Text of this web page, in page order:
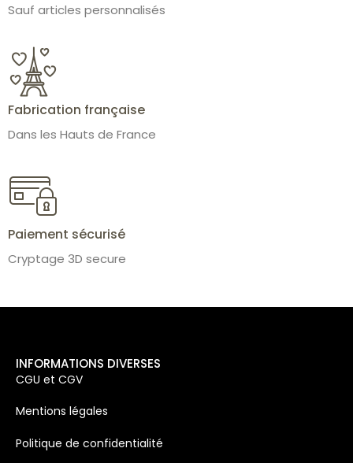
Sauf articles personnalisés
Fabrication française
Dans les Hauts de France
Paiement sécurisé
Cryptage 3D secure
INFORMATIONS DIVERSES
CGU et CGV
Mentions légales
Politique de confidentialité